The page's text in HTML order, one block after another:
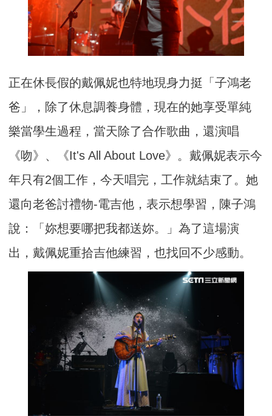
正在休長假的戴佩妮也特地現身力挺「子鴻老
爸」，除了休息調養身體，現在的她享受單純
樂當學生過程，當天除了合作歌曲，還演唱
《吻》、《It's All About Love》。戴佩妮表示今
年只有2個工作，今天唱完，工作就結束了。她
還向老爸討禮物-電吉他，表示想學習，陳子鴻
說：「妳想要哪把我都送妳。」為了這場演
出，戴佩妮重拾吉他練習，也找回不少感動。